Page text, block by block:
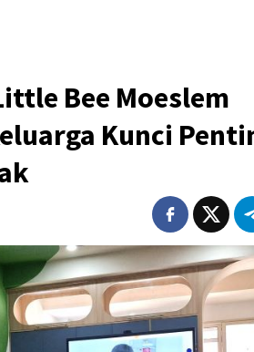
Bee Moeslem
Kunci